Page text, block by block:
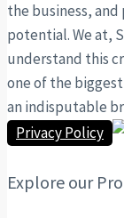
the business,
potential. We at,
understand this
one of the
an indisputable
Privacy Policy
Explore our